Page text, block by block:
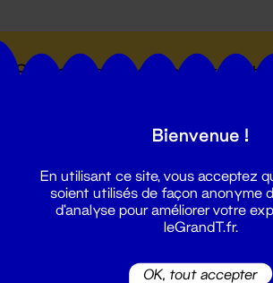
Suivez toutes les
Bienvenue !
En utilisant ce site, vous acceptez
soient utilisés de façon anonyme
d'analyse pour améliorer votre
leGrandT.fr.
OK, tout accepter